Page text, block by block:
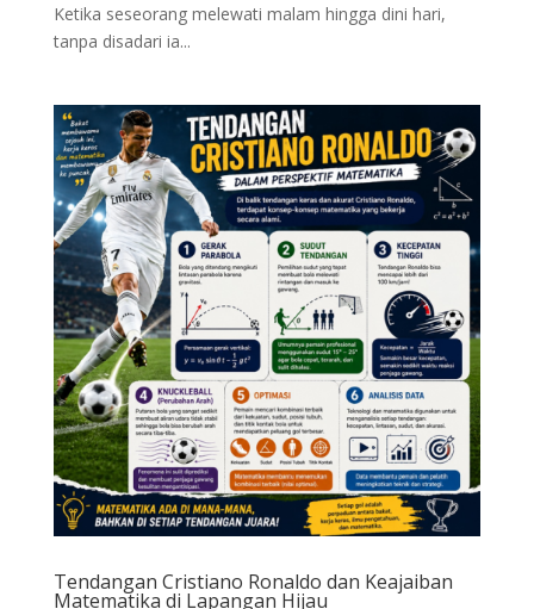
Ketika seseorang melewati malam hingga dini hari,
tanpa disadari ia...
Tendangan Cristiano Ronaldo dan Keajaiban
Matematika di Lapangan Hijau